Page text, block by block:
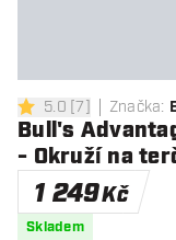
5 hodnoticí hvězdičky
5.0 [7] Značka:
Bull's
- Okruží na
1 249Kč
Skladem